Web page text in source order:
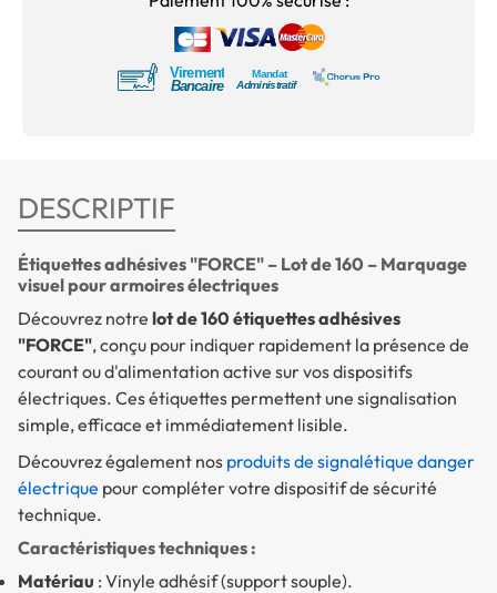
DESCRIPTIF
Étiquettes adhésives "FORCE" – Lot de 160 – Marquage
visuel pour armoires électriques
Découvrez notre lot de 160 étiquettes adhésives
"FORCE", conçu pour indiquer rapidement la présence de
courant ou d'alimentation active sur vos dispositifs
électriques. Ces étiquettes permettent une signalisation
simple, efficace et immédiatement lisible.
Découvrez également nos produits de signalétique danger
électrique pour compléter votre dispositif de sécurité
technique.
Caractéristiques techniques :
Matériau : Vinyle adhésif (support souple).